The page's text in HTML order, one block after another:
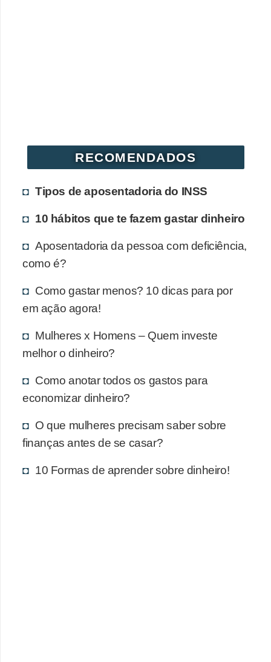
RECOMENDADOS
Tipos de aposentadoria do INSS
10 hábitos que te fazem gastar dinheiro
Aposentadoria da pessoa com deficiência,
como é?
Como gastar menos? 10 dicas para por
em ação agora!
Mulheres x Homens – Quem investe
melhor o dinheiro?
Como anotar todos os gastos para
economizar dinheiro?
O que mulheres precisam saber sobre
finanças antes de se casar?
10 Formas de aprender sobre dinheiro!